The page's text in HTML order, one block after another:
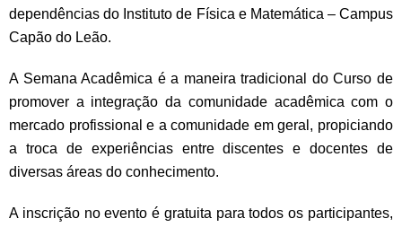
dependências do Instituto de Física e Matemática – Campus
Capão do Leão.
A Semana Acadêmica é a maneira tradicional do Curso de
promover a integração da comunidade acadêmica com o
mercado profissional e a comunidade em geral, propiciando
a troca de experiências entre discentes e docentes de
diversas áreas do conhecimento.
A inscrição no evento é gratuita para todos os participantes,